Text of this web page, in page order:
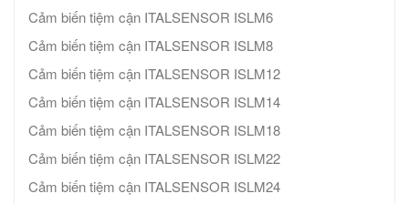
Cảm biến tiệm cận ITALSENSOR ISLM6
Cảm biến tiệm cận ITALSENSOR ISLM8
Cảm biến tiệm cận ITALSENSOR ISLM12
Cảm biến tiệm cận ITALSENSOR ISLM14
Cảm biến tiệm cận ITALSENSOR ISLM18
Cảm biến tiệm cận ITALSENSOR ISLM22
Cảm biến tiệm cận ITALSENSOR ISLM24